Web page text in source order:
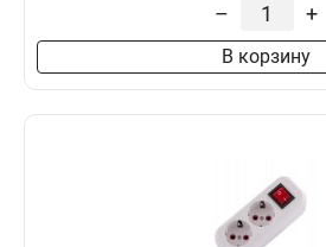
– +
В корзину